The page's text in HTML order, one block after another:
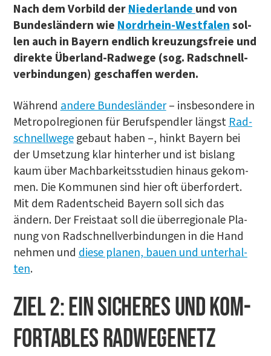
Nach dem Vor­bild derNie­der­lan­deund von
Bun­des­län­dern wieNord­rhein-West­fa­lensol­
len auch in Bay­ern end­lich kreu­zungs­freie und
direk­te Über­land-Rad­we­ge (sog. Rad­schnell­
ver­bin­dun­gen) geschaf­fen werden.
Wäh­rendande­re Bun­des­län­der– ins­be­son­de­re in
Metro­pol­re­gio­nen für Berufs­pend­ler längstRad­
schnell­we­gegebaut haben –, hinkt Bay­ern bei
der Umset­zung klar hin­ter­her und ist bis­lang
kaum über Mach­bar­keits­stu­di­en hin­aus gekom­
men. Die Kom­mu­nen sind hier oft über­for­dert.
Mit dem Radent­scheid Bay­ern soll sich das
ändern. Der Frei­staat soll die über­re­gio­na­le Pla­
nung von Rad­schnell­ver­bin­dun­gen in die Hand
neh­men unddie­se pla­nen, bau­en und unter­hal­
ten.
ZIEL 2: EIN SICHE­RES UND KOM­
FOR­TA­BLES RADWEGENETZ